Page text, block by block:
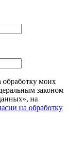
обработку моих
законом
на
на обработку